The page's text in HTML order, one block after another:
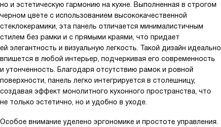
но и эстетическую гармонию на кухне. Выполненная в строгом
черном цвете с использованием высококачественной
стеклокерамики, эта панель отличается минималистичным
стилем без рамки и с прямыми краями, что придает
ей элегантность и визуальную легкость. Такой дизайн идеально
впишется в любой интерьер, подчеркивая его современность
и утонченность. Благодаря отсутствию рамок и ровной
поверхности, панель легко интегрируется в столешницу,
создавая эффект монолитного кухонного пространства, что
не только эстетично, но и удобно в уходе.
Особое внимание уделено эргономике и простоте управления.